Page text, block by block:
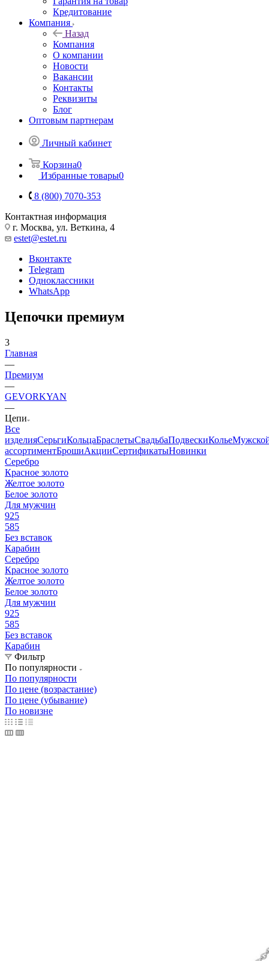
Кредитование
Компания
Назад
Компания
О компании
Новости
Вакансии
Контакты
Реквизиты
Блог
Оптовым партнерам
Личный кабинет
Корзина0
Избранные товары0
8 (800) 7070-353
Контактная информация
г. Москва, ул. Веткина, 4
estet@estet.ru
Вконтакте
Telegram
Одноклассники
WhatsApp
Цепочки премиум
3
Главная
—
Премиум
—
GEVORKYAN
—
Цепи
Все
изделияСерьгиКольцаБраслетыСвадьбаПодвескиКолье
ассортиментБрошиАкцииСертификатыНовинки
Серебро
Красное золото
Желтое золото
Белое золото
Для мужчин
925
585
Без вставок
Карабин
Серебро
Красное золото
Желтое золото
Белое золото
Для мужчин
925
585
Без вставок
Карабин
Фильтр
По популярности
По популярности
По цене (возрастание)
По цене (убывание)
По новизне